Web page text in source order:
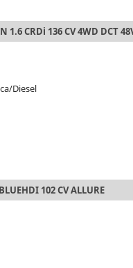
1.6 CRDi 136 CV 4WD DCT
Diesel
102 CV ALLURE